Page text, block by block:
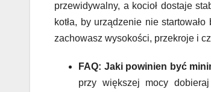
przewidywalny, a kocioł dostaje
kotła, by urządzenie nie
zachowasz wysokości, przekroje i
FAQ: Jaki powinien być
przy większej mocy